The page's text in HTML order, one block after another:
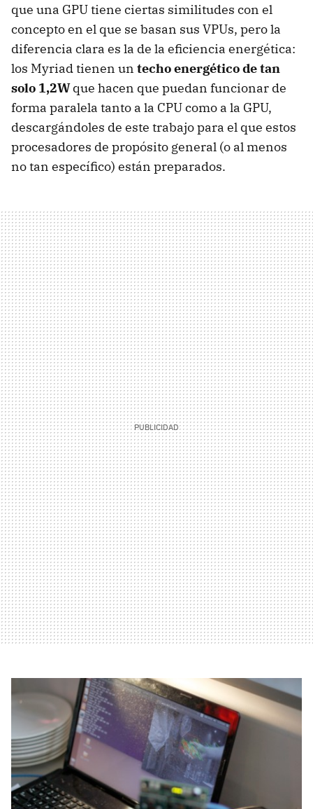
que una GPU tiene ciertas similitudes con el
concepto en el que se basan sus VPUs, pero la
diferencia clara es la de la eficiencia energética:
los Myriad tienen un techo energético de tan
solo 1,2Wque hacen que puedan funcionar de
forma paralela tanto a la CPU como a la GPU,
descargándoles de este trabajo para el que estos
procesadores de propósito general (o al menos
no tan específico) están preparados.